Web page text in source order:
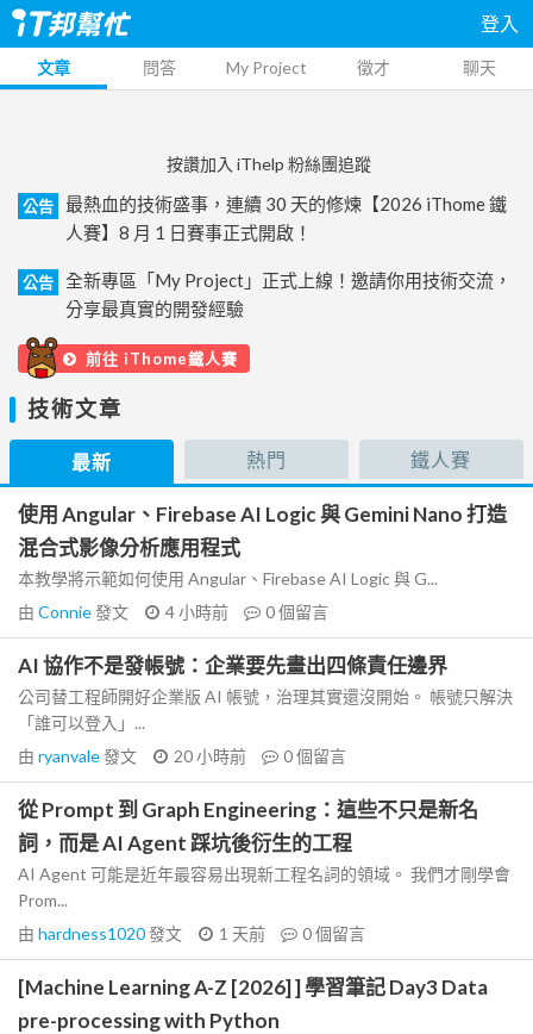
登入
文章 問答 My Project 徵才 聊天
按讚加入 iThelp 粉絲團追蹤
公告
最熱血的技術盛事，連續 30 天的修煉【2026 iThome 鐵
人賽】8 月 1 日賽事正式開啟！
公告
全新專區「My Project」正式上線！邀請你用技術交流，
分享最真實的開發經驗
前往 iThome鐵人賽
技術文章
最新 熱門 鐵人賽
使用 Angular、Firebase AI Logic 與 Gemini Nano 打造
混合式影像分析應用程式
本教學將示範如何使用 Angular、Firebase AI Logic 與 G...
由 Connie發文 4 小時前 0個留言
AI 協作不是發帳號：企業要先畫出四條責任邊界
公司替工程師開好企業版 AI 帳號，治理其實還沒開始。 帳號只解決
「誰可以登入」...
由 ryanvale發文 20 小時前 0個留言
從 Prompt 到 Graph Engineering：這些不只是新名
詞，而是 AI Agent 踩坑後衍生的工程
AI Agent 可能是近年最容易出現新工程名詞的領域。 我們才剛學會
Prom...
由 hardness1020發文 1 天前 0個留言
[Machine Learning A-Z [2026] ] 學習筆記 Day3 Data
pre-processing with Python